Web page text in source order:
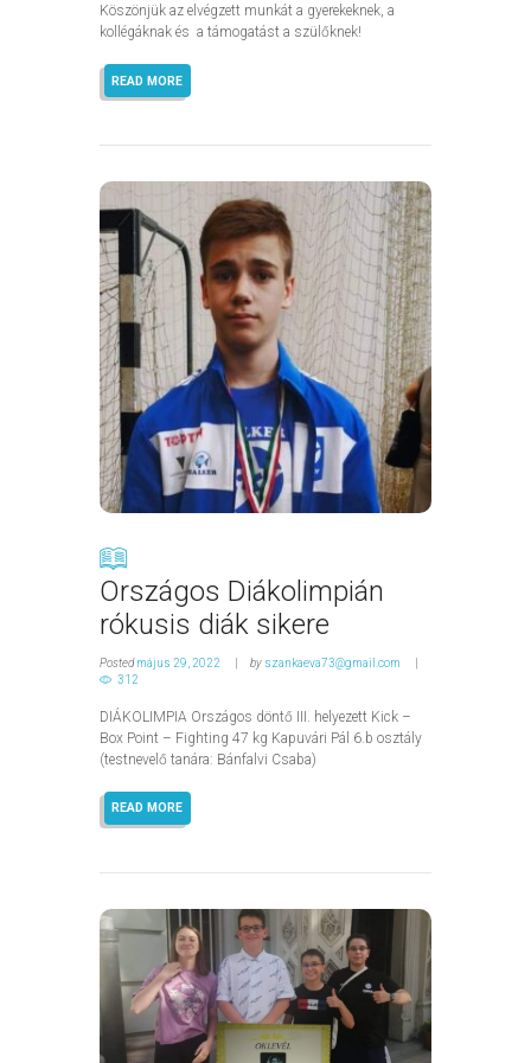
Köszönjük az elvégzett munkát a gyerekeknek, a
kollégáknak és a támogatást a szülőknek!
READ MORE
Országos Diákolimpián
rókusis diák sikere
Postedmájus 29, 2022 by szankaeva73@gmail.com
312
DIÁKOLIMPIA Országos döntő III. helyezett Kick –
Box Point – Fighting 47 kg Kapuvári Pál 6.b osztály
(testnevelő tanára: Bánfalvi Csaba)
READ MORE